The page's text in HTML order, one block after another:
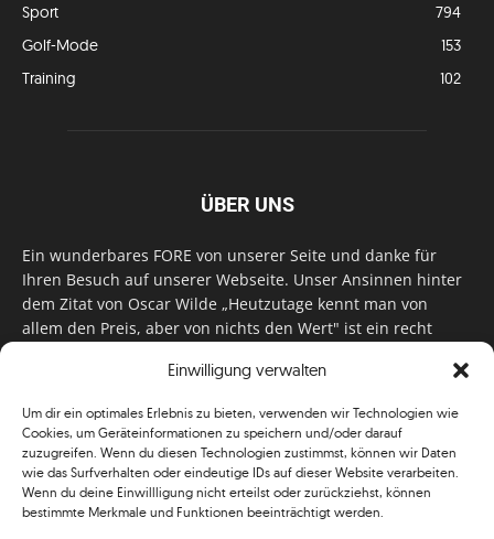
Einwilligung verwalten
Um dir ein optimales Erlebnis zu bieten, verwenden wir Technologien wie
Cookies, um Geräteinformationen zu speichern und/oder darauf
zuzugreifen. Wenn du diesen Technologien zustimmst, können wir Daten
wie das Surfverhalten oder eindeutige IDs auf dieser Website verarbeiten.
Wenn du deine Einwillligung nicht erteilst oder zurückziehst, können
bestimmte Merkmale und Funktionen beeinträchtigt werden.
Sport
794
Golf-Mode
153
Training
102
ÜBER UNS
Ein wunderbares FORE von unserer Seite und danke für
Ihren Besuch auf unserer Webseite. Unser Ansinnen hinter
dem Zitat von Oscar Wilde „Heutzutage kennt man von
allem den Preis, aber von nichts den Wert" ist ein recht
für Monat unser Bestes, um Sie mit außergewöhnlichen
zu versorgen. Im Magazin, auf unserer Website & auf
unseren Social Media Plattformen! Das verdient im
klassischen Wortsinn nicht nur Anerkennung!